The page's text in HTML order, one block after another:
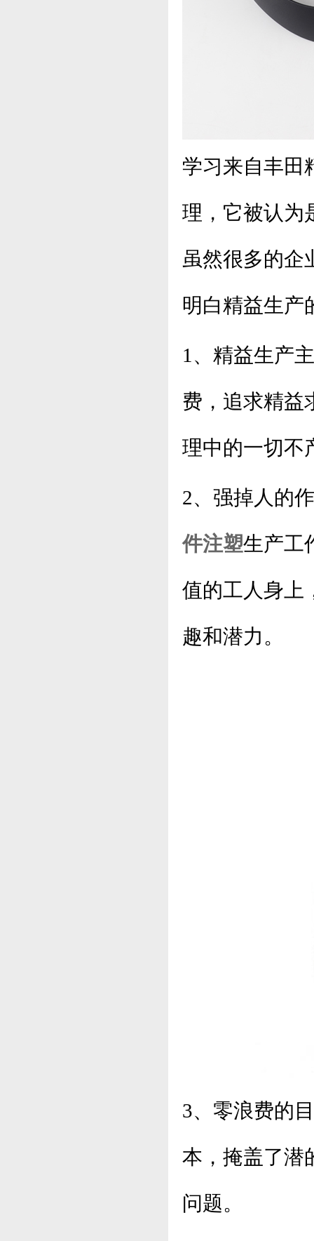
学习来自丰田
理，它被认为
虽然很多的企
明白精益生产
1、精益生产
费，追求精益
理中的一切不
2、强掉人的
件注塑生产工
值的工人身上
趣和潜力。
3、零浪费的
本，掩盖了潜
问题。